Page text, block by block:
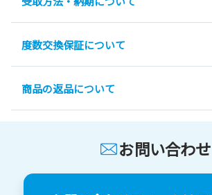
度数交換保証について
商品の返品について
お問い合わせ